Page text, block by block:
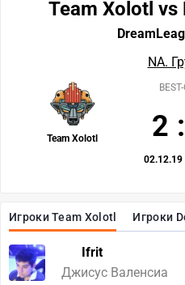
Игроки Team Xolotl Игроки
Ifrit
Джисус Валенсиа
Team Xolotl vs
NA.
Team Xolotl 2 :
02.12.19